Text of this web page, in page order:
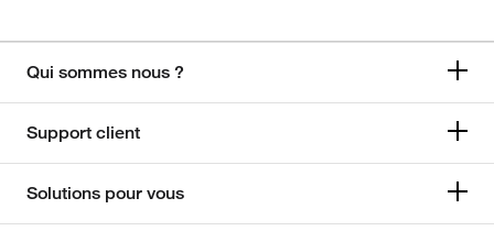
Qui sommes nous ?
Support client
Solutions pour vous